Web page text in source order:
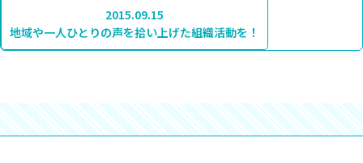
2015.09.15
地域や一人ひとりの声を拾い上げた組織活動を！